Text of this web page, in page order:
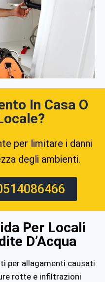
In Casa O
per limitare i danni
degli ambienti.
Per Locali
D’Acqua
per allagamenti causati
rotte e infiltrazioni